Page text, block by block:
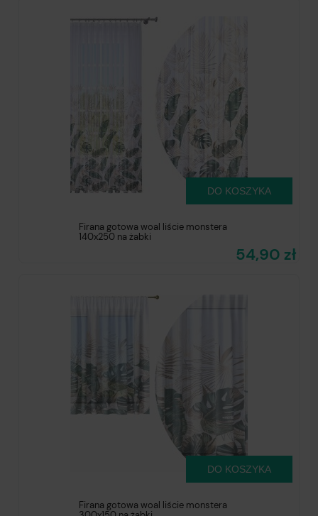
Firana gotowa woal liście monstera
140x250 na żabki
54,90 zł
DO KOSZYKA
Firana gotowa woal liście monstera
DO KOSZYKA